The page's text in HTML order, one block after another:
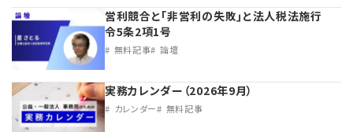
営利競合と｢非営利の失敗｣と法人税法施行
令5条2項1号
無料記事 論壇
実務カレンダー（2026年9月）
カレンダー 無料記事